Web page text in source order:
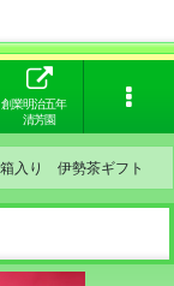
創業明治五年
清芳園
入り 伊勢茶ギフト